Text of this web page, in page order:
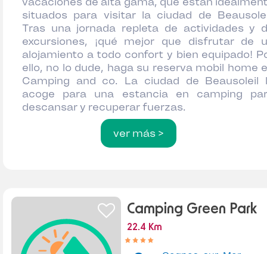
situados para visitar la ciudad de
Tras una jornada repleta de actividades y
excursiones, ¡qué mejor que disfrutar de
alojamiento a todo confort y bien equipado!
ello, no lo dude, haga su reserva mobil home
Camping and co. La ciudad de Beausoleil
acoge para una estancia en camping
descansar y recuperar fuerzas.
ver más >
Camping Green Park
22.4 Km